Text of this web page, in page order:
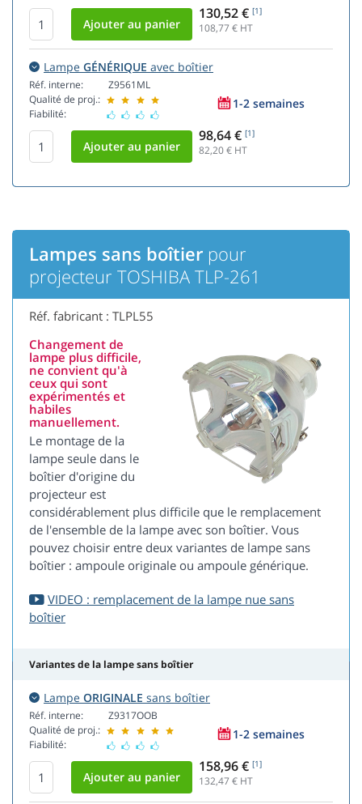
130,52 € [1]
108,77 € HT
Lampe GÉNÉRIQUE avec boîtier
Réf. interne:
Qualité de proj.:
Fiabilité:
Z9561ML
1-2 semaines
98,64 € [1]
82,20€ HT
Lampes sans boîtier pour
projecteur TOSHIBA TLP-261
Réf. fabricant : TLPL55
Changement de
lampe plus difficile,
ne convient qu'à
ceux qui sont
expérimentés et
habiles
manuellement.
Le montage de la
lampe seule dans le
boîtier d'origine du
projecteur est
considérablement plus difficile que le remplacement
de l'ensemble de la lampe avec son boîtier. Vous
pouvez choisir entre deux variantes de lampe sans
boîtier : ampoule originale ou ampoule générique.
VIDEO : remplacement de la lampe nue sans
boîtier
Variantes de la lampe sans boîtier
Lampe ORIGINALE sans boîtier
Réf. interne:
Qualité de proj.:
Fiabilité:
Z9317OOB
1-2 semaines
158,96 € [1]
132,47 € HT